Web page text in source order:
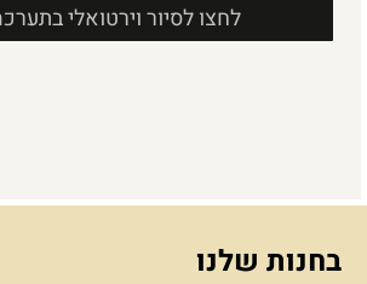
לחצו לסיור וירטואלי
בחנות שלנו